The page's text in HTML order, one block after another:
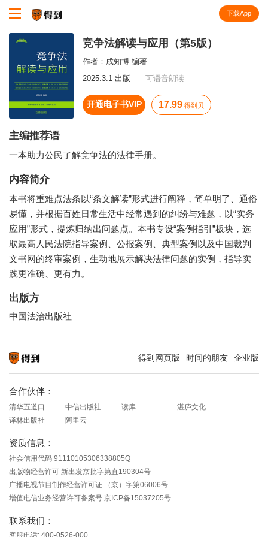
下载App
竞争法解读与应用（第5版）
作者： 成知博 编著
2025.3.1 出版
可语音朗读
开通电子书VIP 17.99 得到贝
主编推荐语
一本助力公民了解竞争法的法律手册。
内容简介
本书将重难点法条以“条文解读”形式进行阐释，简单明了、通俗
易懂，并根据百姓日常生活中经常遇到的纠纷与难题，以“实务
应用”形式，提炼归纳出问题点。本书专设“案例指引”板块，选
取最高人民法院指导案例、公报案例、典型案例以及中国裁判
文书网的终审案例，生动地展示解决法律问题的实例，指导实
践更准确、更有力。
出版方
中国法治出版社
得到网页版 时间的朋友 企业版
合作伙伴：
清华五道口 中信出版社 读库
湛庐文化
译林出版社
阿里云
资质信息：
社会信用代码 91110105306338805Q
出版物经营许可 新出发京批字第直190304号
广播电视节目制作经营许可证 （京）字第06006号
增值电信业务经营许可备案号 京ICP备15037205号
联系我们：
客服电话: 400-0526-000